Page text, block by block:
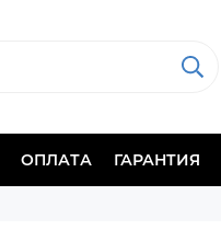
ОПЛАТА ГАРАНТИЯ